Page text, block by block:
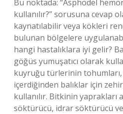
Bu noktada: “Asphodel
kullanılır?” sorusuna cevap
kaynatılabilir veya kökleri
bulunan bölgelere
hangi hastalıklara iyi gelir?
göğüs yumuşatıcı olarak
kuyruğu türlerinin
içerdiğinden balıklar için
kullanılır. Bitkinin yaprakları
söktürücü, idrar söktürücü ve